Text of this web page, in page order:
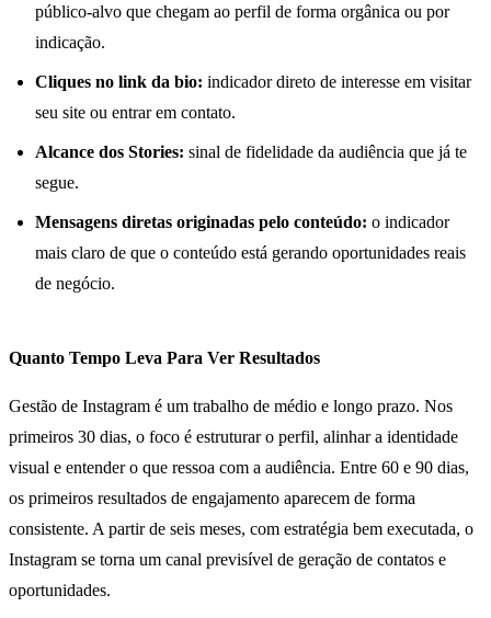
público-alvo que chegam ao perfil de forma orgânica ou por
indicação.
Cliques no link da bio: indicador direto de interesse em visitar
seu site ou entrar em contato.
Alcance dos Stories: sinal de fidelidade da audiência que já te
segue.
Mensagens diretas originadas pelo conteúdo: o indicador
mais claro de que o conteúdo está gerando oportunidades reais
de negócio.
Quanto Tempo Leva Para Ver Resultados
Gestão de Instagram é um trabalho de médio e longo prazo. Nos
primeiros 30 dias, o foco é estruturar o perfil, alinhar a identidade
visual e entender o que ressoa com a audiência. Entre 60 e 90 dias,
os primeiros resultados de engajamento aparecem de forma
consistente. A partir de seis meses, com estratégia bem executada, o
Instagram se torna um canal previsível de geração de contatos e
oportunidades.